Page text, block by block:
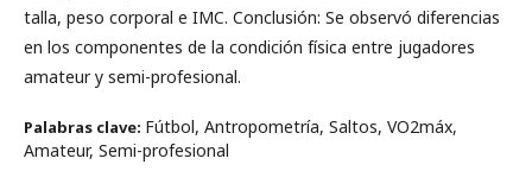
talla, peso corporal e IMC. Conclusión: Se observó diferencias
en los componentes de la condición física entre jugadores
amateur y semi-profesional.
Palabras clave: Fútbol, Antropometría, Saltos, VO2máx,
Amateur, Semi-profesional